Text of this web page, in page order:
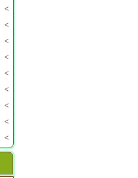
>
>
>
>
>
>
>
>
>